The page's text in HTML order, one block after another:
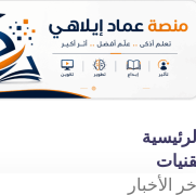
الأخبار